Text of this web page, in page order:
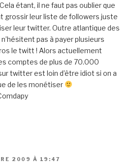
étant, il ne faut pas oublier que
grossir leur liste de followers juste
leur twitter. Outre atlantique des
pas à payer plusieurs
le twitt ! Alors actuellement
comptes de plus de 70.000
twitter est loin d’être idiot si on a
de les monétiser
2009 À 19:47